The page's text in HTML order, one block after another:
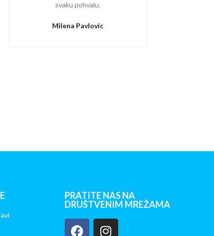
svaku pohvalu.
Milena Pavlovic
PRATITE NAS NA
DRUŠTVENIM MREŽAMA